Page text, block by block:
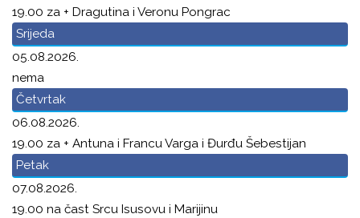
19.00 za + Dragutina i Veronu Pongrac
Srijeda
05.08.2026.
nema
Četvrtak
06.08.2026.
19.00 za + Antuna i Francu Varga i Đurđu Šebestijan
Petak
07.08.2026.
19.00 na čast Srcu Isusovu i Marijinu